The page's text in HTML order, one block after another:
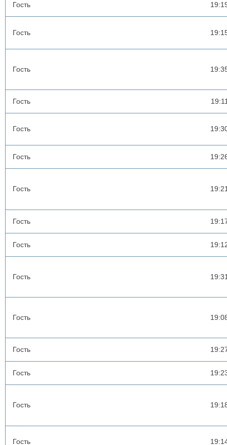
Гость
Гость
Гость
Гость
Гость
Гость
Гость
Гость
Гость
Гость
Гость
Гость
Гость
Гость
Гость